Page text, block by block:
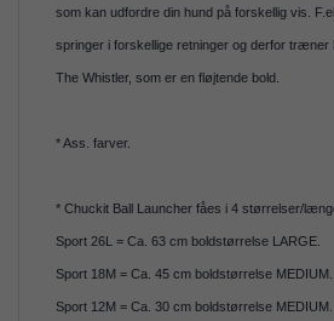
som kan udfordre din hund på forskellig vis.
springer i forskellige retninger og derfor træner
The Whistler, som er en fløjtende bold.
* Ass. farver.
* Chuckit Ball Launcher fåes i 4 størrelser/
Sport 26L = Ca. 63 cm boldstørrelse LARGE.
Sport 18M = Ca. 45 cm boldstørrelse MEDIUM.
Sport 12M = Ca. 30 cm boldstørrelse MEDIUM.